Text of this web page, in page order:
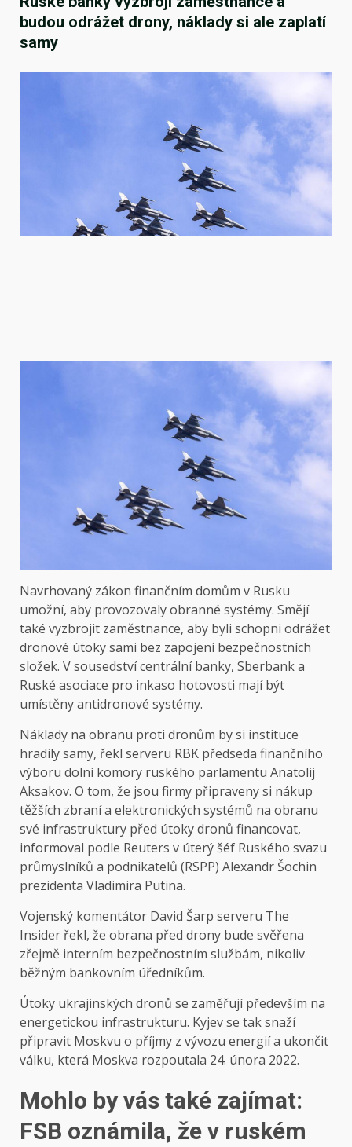
budou odrážet drony, náklady si ale zaplatí
samy
Navrhovaný zákon finančním domům v Rusku
umožní, aby provozovaly obranné systémy. Smějí
také vyzbrojit zaměstnance, aby byli schopni odrážet
dronové útoky sami bez zapojení bezpečnostních
složek. V sousedství centrální banky, Sberbank a
Ruské asociace pro inkaso hotovosti mají být
umístěny antidronové systémy.
Náklady na obranu proti dronům by si instituce
hradily samy, řekl serveru RBK předseda finančního
výboru dolní komory ruského parlamentu Anatolij
Aksakov. O tom, že jsou firmy připraveny si nákup
těžších zbraní a elektronických systémů na obranu
své infrastruktury před útoky dronů financovat,
informoval podle Reuters v úterý šéf Ruského svazu
průmyslníků a podnikatelů (RSPP) Alexandr Šochin
prezidenta Vladimira Putina.
Vojenský komentátor David Šarp serveru The
Insider řekl, že obrana před drony bude svěřena
zřejmě interním bezpečnostním službám, nikoliv
běžným bankovním úředníkům.
Útoky ukrajinských dronů se zaměřují především na
energetickou infrastrukturu. Kyjev se tak snaží
připravit Moskvu o příjmy z vývozu energií a ukončit
válku, která Moskva rozpoutala 24. února 2022.
Mohlo by vás také zajímat:
FSB oznámila, že v ruském